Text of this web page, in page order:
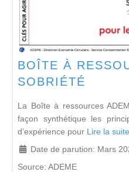
BOÎTE À
SOBRIÉTÉ
La Boîte à ressources
façon synthétique les
d’expérience pour Lire la
Date de parution: Mars
Source: ADEME